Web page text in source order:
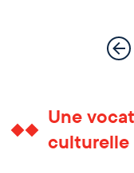
Une
culturelle